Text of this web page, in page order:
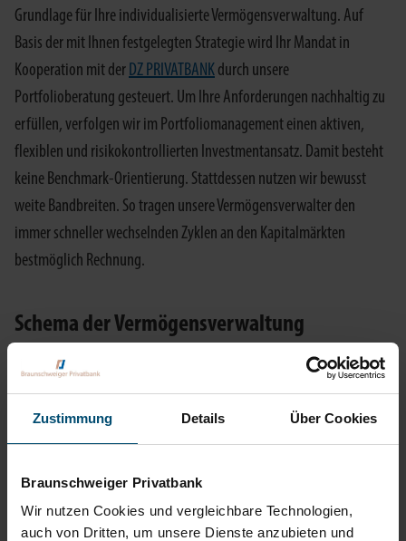
Zustimmung Details Über Cookies
Braunschweiger Privatbank
Wir nutzen Cookies und vergleichbare Technologien,
auch von Dritten, um unsere Dienste anzubieten und
Grundlage für Ihre individualisierte Vermögensverwaltung. Auf
Basis der mit Ihnen festgelegten Strategie wird Ihr Mandat in
Kooperation mit der DZ PRIVATBANK durch unsere
Portfolioberatung gesteuert. Um Ihre Anforderungen nachhaltig zu
erfüllen, verfolgen wir im Portfoliomanagement einen aktiven,
flexiblen und risikokontrollierten Investmentansatz. Damit besteht
keine Benchmark-Orientierung. Stattdessen nutzen wir bewusst
weite Bandbreiten. So tragen unsere Vermögensverwalter den
immer schneller wechselnden Zyklen an den Kapitalmärkten
bestmöglich Rechnung.
Schema der Vermögensverwaltung
Sie geben uns Ihren Anlagerahmen vor
Auf Basis des Anlagerahmens und Ihres Risikoprofils
entwickelt unsere Investment-Manufaktur eine individuelle
Anlagestrategie
Wir setzen Ihre individuelle Anlagestrategie um
Wir führen ein tägliches Controlling durch
Sie erhalten regelmäßig detaillierte Reports